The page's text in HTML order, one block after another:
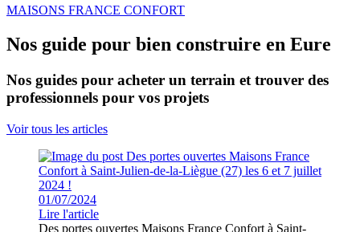
MAISONS FRANCE CONFORT
Nos guide pour bien construire en Eure
Nos guides pour acheter un terrain et trouver des
professionnels pour vos projets
Voir tous les articles
01/07/2024
Lire l'article
Des portes ouvertes Maisons France Confort à Saint-